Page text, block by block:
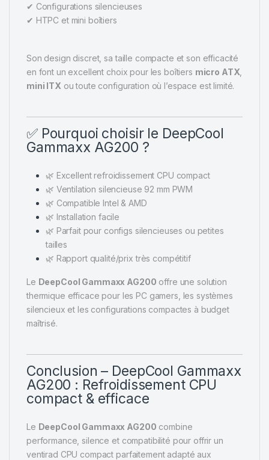
✔ Configurations silencieuses
✔ HTPC et mini boîtiers
Son design discret, sa taille compacte et son efficacité
en font un excellent choix pour les boîtiers micro ATX
mini ITX ou toute configuration où l’espace est limité.
✅ Pourquoi choisir le DeepCool
Gammaxx AG200 ?
🌿 Excellent refroidissement CPU compact
🌿 Ventilation silencieuse 92 mm PWM
🌿 Compatible Intel & AMD
🌿 Installation facile
🌿 Parfait pour configs silencieuses ou petites
tailles
🌿 Rapport qualité/prix très compétitif
Le DeepCool Gammaxx AG200 offre une solution
thermique efficace pour les PC gamers, les systèmes
silencieux et les configurations compactes à budget
maîtrisé.
Conclusion – DeepCool Gammaxx
AG200 : Refroidissement CPU
compact & efficace
Le DeepCool Gammaxx AG200 combine
performance, silence et compatibilité pour offrir un
ventirad CPU compact parfaitement adapté aux